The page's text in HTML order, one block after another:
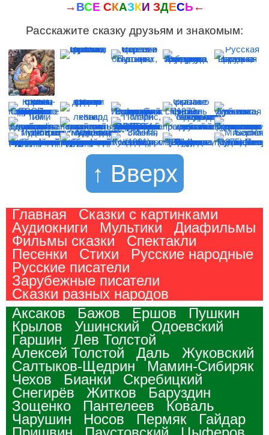
→ ВСЕ СКАЗКИ ЗДЕСЬ ←
Расскажите сказку друзьям и знакомым:
↑ Вверх
Главная
Сказки с картинками
Аудиокниги
Мультики
Диафильмы
Фильмы сказки
Спектакли
Песенки
Стихи
Русские народные
Русские писатели
Зарубежные писатели
Сказки разных народов
Аксаков
Бажов Ершов
Пушкин
Крылов
Ушинский
Одоевский
Гаршин
Лев Толстой
Алексей Толстой
Даль
Жуковский
Салтыков-Щедрин
Мамин-Сибиряк
Чехов
Бианки
Скребицкий
Снегирёв
Житков
Баруздин
Зощенко
Пантелеев
Коваль
Чарушин
Носов Пермяк
Гайдар